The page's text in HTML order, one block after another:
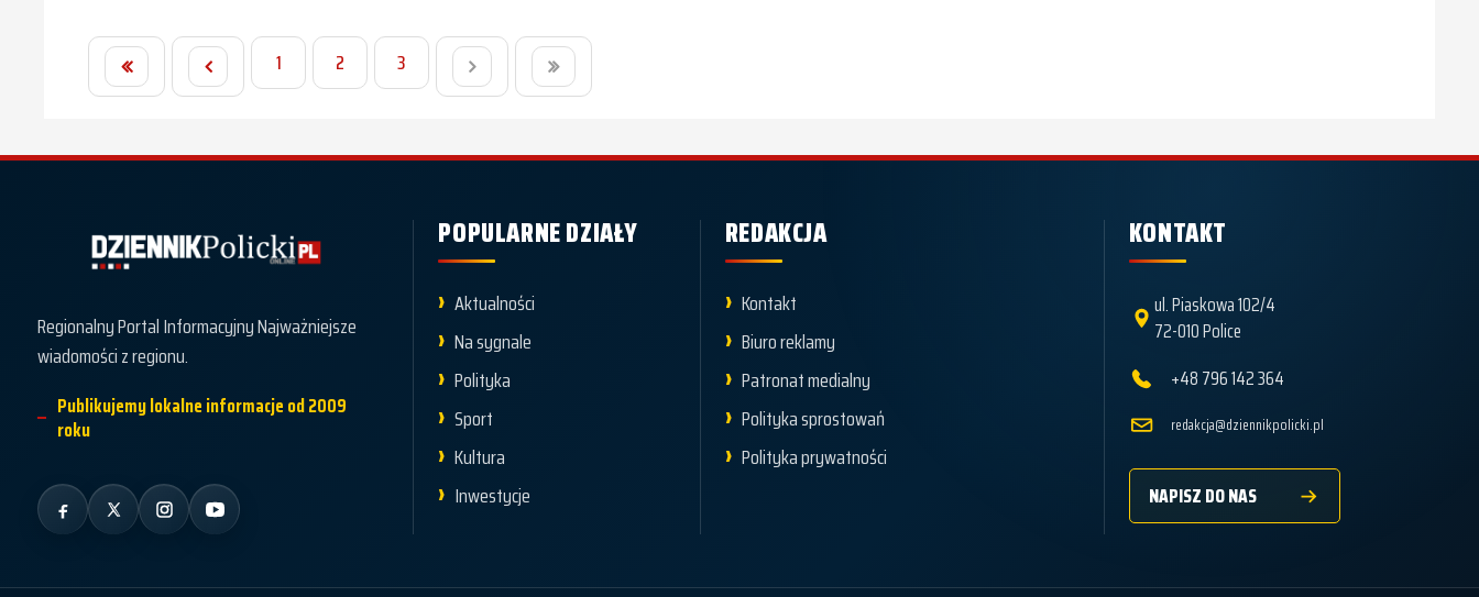
1 2 3
Dziennik Policki
Regionalny Portal Informacyjny Najważniejsze
wiadomości z regionu.
Publikujemy lokalne informacje od 2009
roku
POPULARNE DZIAŁY
Aktualności
Na sygnale
Polityka
Sport
Kultura
Inwestycje
REDAKCJA
Kontakt
Biuro reklamy
Patronat medialny
Polityka sprostowań
Polityka prywatności
KONTAKT
ul. Piaskowa 102/4
72-010 Police
+48 796 142 364
redakcja@dziennikpolicki.pl
NAPISZ DO NAS